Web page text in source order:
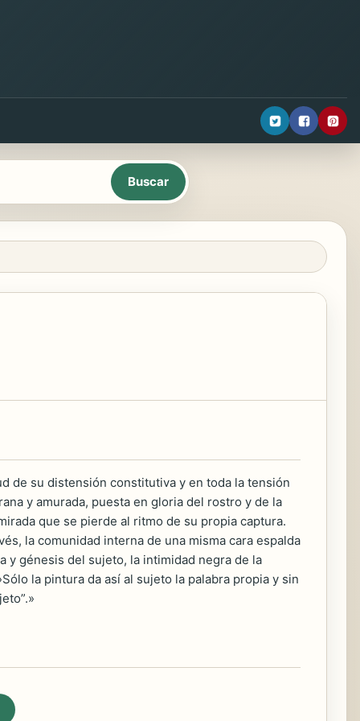
de su distensión constitutiva y en toda la tensión
y amurada, puesta en gloria del rostro y de la
que se pierde al ritmo de su propia captura.
la comunidad interna de una misma cara espalda
y génesis del sujeto, la intimidad negra de la
la pintura da así al sujeto la palabra propia y sin